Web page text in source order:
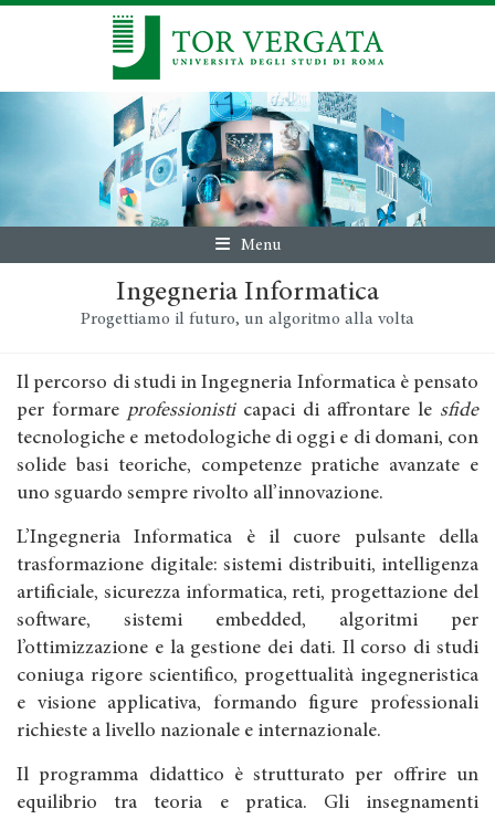
Menu
Ingegneria Informatica
Progettiamo il futuro, un algoritmo alla volta
Il percorso di studi in Ingegneria Informatica è pensato
per formare professionisticapaci di affrontare le sfide
tecnologiche e metodologiche di oggi e di domani, con
solide basi teoriche, competenze pratiche avanzate e
uno sguardo sempre rivolto all’innovazione.
L’Ingegneria Informatica è il cuore pulsante della
trasformazione digitale: sistemi distribuiti, intelligenza
artificiale, sicurezza informatica, reti, progettazione del
software, sistemi embedded, algoritmi per
l’ottimizzazione e la gestione dei dati. Il corso di studi
coniuga rigore scientifico, progettualità ingegneristica
e visione applicativa, formando figure professionali
richieste a livello nazionale e internazionale.
Il programma didattico è strutturato per offrire un
equilibrio tra teoria e pratica. Gli insegnamenti